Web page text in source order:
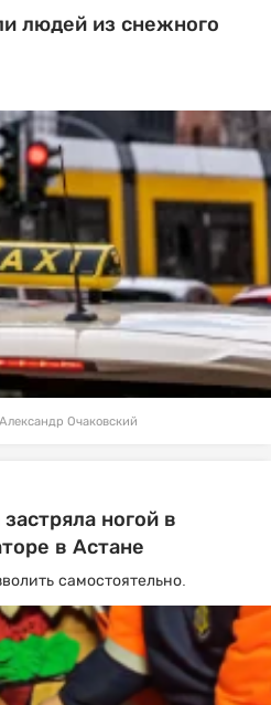
людей из снежного
Александр Очаковский
ногой в
в Астане
самостоятельно.